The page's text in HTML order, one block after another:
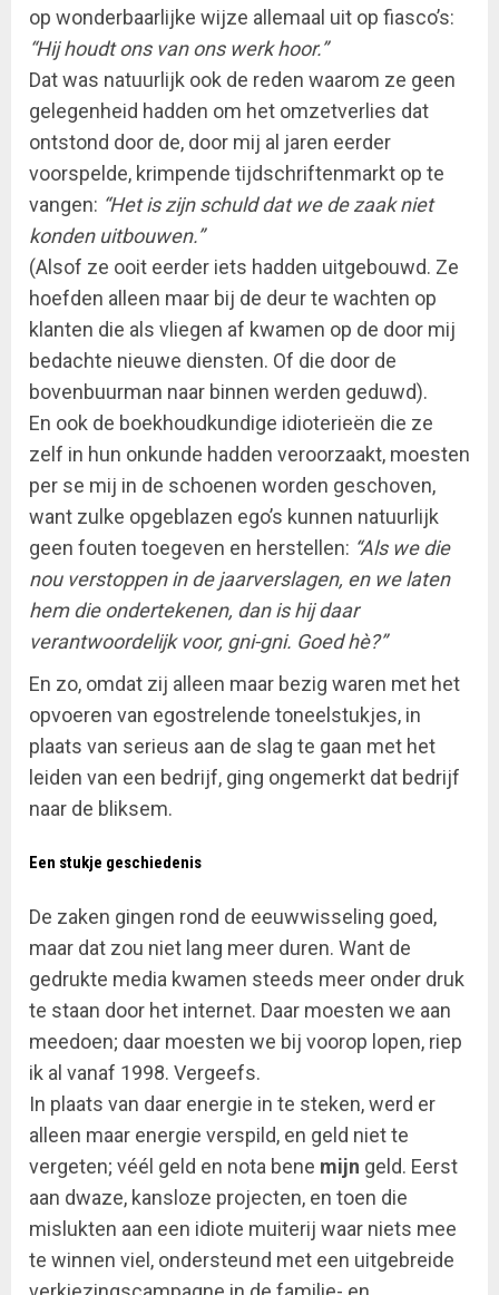
op wonderbaarlijke wijze allemaal uit op fiasco’s:
“Hij houdt ons van ons werk hoor.”
Dat was natuurlijk ook de reden waarom ze geen
gelegenheid hadden om het omzetverlies dat
ontstond door de, door mij al jaren eerder
voorspelde, krimpende tijdschriftenmarkt op te
vangen: “Het is zijn schuld dat we de zaak niet
konden uitbouwen.”
(Alsof ze ooit eerder iets hadden uitgebouwd. Ze
hoefden alleen maar bij de deur te wachten op
klanten die als vliegen af kwamen op de door mij
bedachte nieuwe diensten. Of die door de
bovenbuurman naar binnen werden geduwd).
En ook de boekhoudkundige idioterieën die ze
zelf in hun onkunde hadden veroorzaakt, moesten
per se mij in de schoenen worden geschoven,
want zulke opgeblazen ego’s kunnen natuurlijk
geen fouten toegeven en herstellen: “Als we die
nou verstoppen in de jaarverslagen, en we laten
hem die ondertekenen, dan is hij daar
verantwoordelijk voor, gni-gni. Goed hè?”
En zo, omdat zij alleen maar bezig waren met het
opvoeren van egostrelende toneelstukjes, in
plaats van serieus aan de slag te gaan met het
leiden van een bedrijf, ging ongemerkt dat bedrijf
naar de bliksem.
Een stukje geschiedenis
De zaken gingen rond de eeuwwisseling goed,
maar dat zou niet lang meer duren. Want de
gedrukte media kwamen steeds meer onder druk
te staan door het internet. Daar moesten we aan
meedoen; daar moesten we bij voorop lopen, riep
ik al vanaf 1998. Vergeefs.
In plaats van daar energie in te steken, werd er
alleen maar energie verspild, en geld niet te
vergeten; véél geld en nota bene mijn geld. Eerst
aan dwaze, kansloze projecten, en toen die
mislukten aan een idiote muiterij waar niets mee
te winnen viel, ondersteund met een uitgebreide